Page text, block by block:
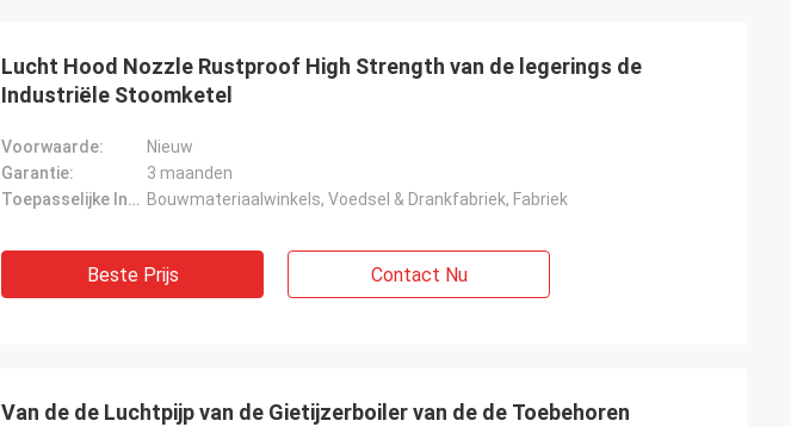
Lucht Hood Nozzle Rustproof High Strength van de legerings de
Industriële Stoomketel
Voorwaarde:
Nieuw
Garantie:
3 maanden
Toepasselijke Industrie: Bouwmateriaalwinkels, Voedsel & Drankfabriek, Fabriek
Beste Prijs Contact Nu
Van de de Luchtpijp van de Gietijzerboiler van de de Toebehoren